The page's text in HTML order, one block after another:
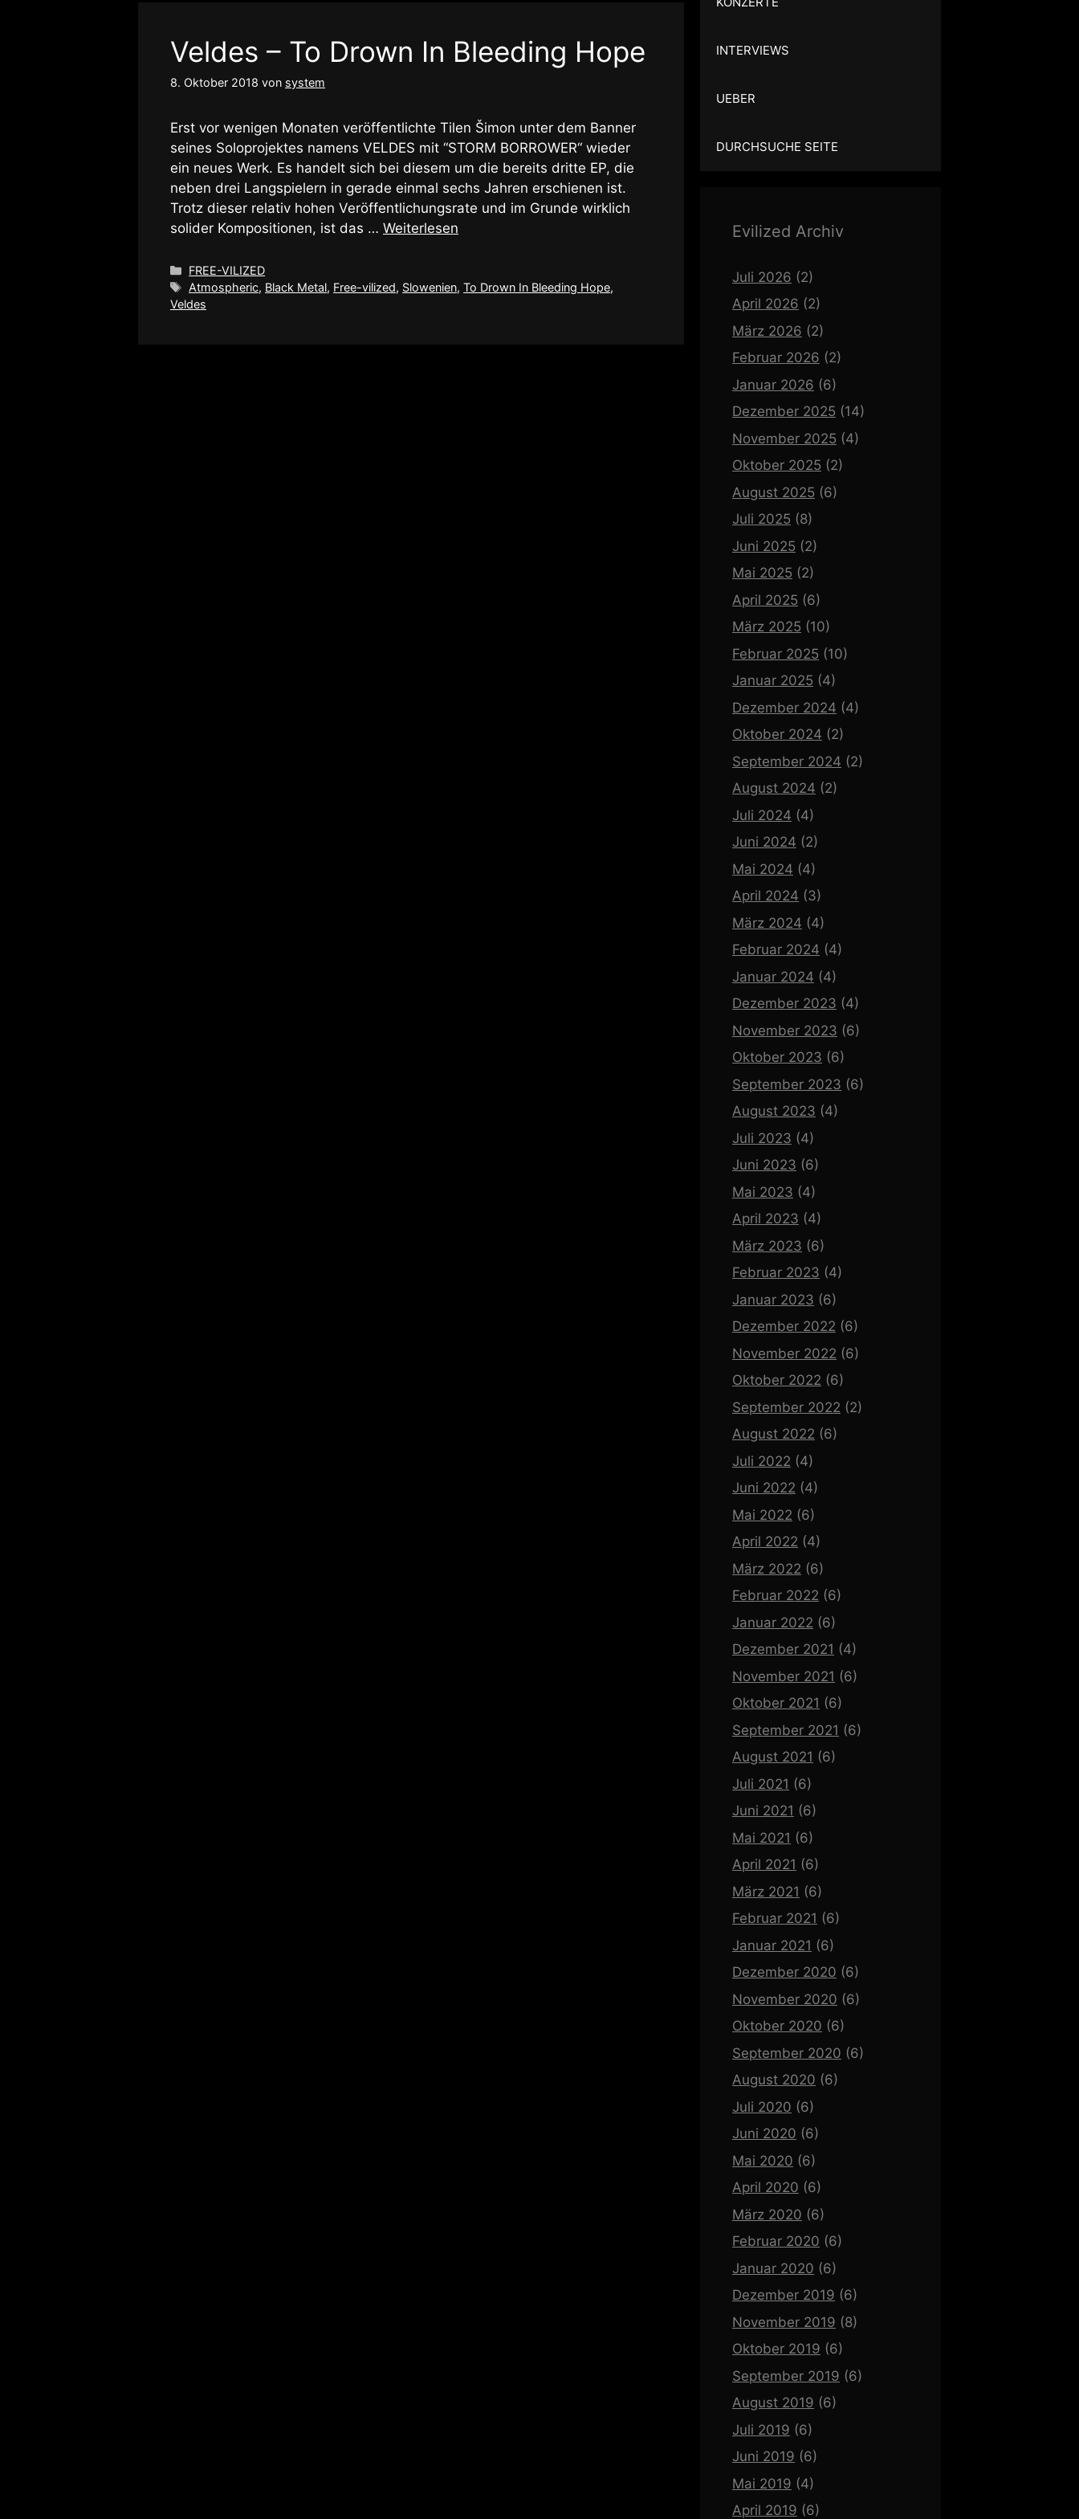
Veldes – To Drown In Bleeding Hope
8. Oktober 2018 von system
Erst vor wenigen Monaten veröffentlichte Tilen Šimon unter dem Banner
seines Soloprojektes namens VELDES mit “STORM BORROWER“ wieder
ein neues Werk. Es handelt sich bei diesem um die bereits dritte EP, die
neben drei Langspielern in gerade einmal sechs Jahren erschienen ist.
Trotz dieser relativ hohen Veröffentlichungsrate und im Grunde wirklich
solider Kompositionen, ist das … Weiterlesen
Kategorien
FREE-VILIZED
Schlagwörter
Atmospheric, Black Metal, Free-vilized, Slowenien,To Drown In Bleeding Hope,
Veldes
INTERVIEWS
UEBER
DURCHSUCHE SEITE
Evilized Archiv
Juli 2026 (2)
April 2026 (2)
März 2026 (2)
Februar 2026 (2)
Januar 2026 (6)
Dezember 2025 (14)
November 2025 (4)
Oktober 2025 (2)
August 2025 (6)
Juli 2025 (8)
Juni 2025 (2)
Mai 2025 (2)
April 2025 (6)
März 2025 (10)
Februar 2025 (10)
Januar 2025 (4)
Dezember 2024 (4)
Oktober 2024 (2)
September 2024 (2)
August 2024 (2)
Juli 2024 (4)
Juni 2024 (2)
Mai 2024 (4)
April 2024 (3)
März 2024 (4)
Februar 2024 (4)
Januar 2024 (4)
Dezember 2023 (4)
November 2023 (6)
Oktober 2023 (6)
September 2023 (6)
August 2023 (4)
Juli 2023 (4)
Juni 2023 (6)
Mai 2023 (4)
April 2023 (4)
März 2023 (6)
Februar 2023 (4)
Januar 2023 (6)
Dezember 2022 (6)
November 2022 (6)
Oktober 2022 (6)
September 2022 (2)
August 2022 (6)
Juli 2022 (4)
Juni 2022 (4)
Mai 2022 (6)
April 2022 (4)
März 2022 (6)
Februar 2022 (6)
Januar 2022 (6)
Dezember 2021 (4)
November 2021 (6)
Oktober 2021 (6)
September 2021 (6)
August 2021 (6)
Juli 2021 (6)
Juni 2021 (6)
Mai 2021 (6)
April 2021 (6)
März 2021 (6)
Februar 2021 (6)
Januar 2021 (6)
Dezember 2020 (6)
November 2020 (6)
Oktober 2020 (6)
September 2020 (6)
August 2020 (6)
Juli 2020 (6)
Juni 2020 (6)
Mai 2020 (6)
April 2020 (6)
März 2020 (6)
Februar 2020 (6)
Januar 2020 (6)
Dezember 2019 (6)
November 2019 (8)
Oktober 2019 (6)
September 2019 (6)
August 2019 (6)
Juli 2019 (6)
Juni 2019 (6)
Mai 2019 (4)
April 2019 (6)